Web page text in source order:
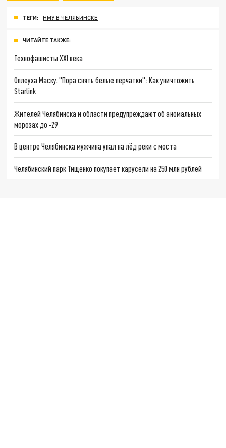
ТЕГИ: НМУ В ЧЕЛЯБИНСКЕ
ЧИТАЙТЕ ТАКЖЕ:
Технофашисты XXI века
Оплеуха Маску. "Пора снять белые перчатки": Как уничтожить
Starlink
Жителей Челябинска и области предупреждают об аномальных
морозах до -29
В центре Челябинска мужчина упал на лёд реки с моста
Челябинский парк Тищенко покупает карусели на 250 млн рублей